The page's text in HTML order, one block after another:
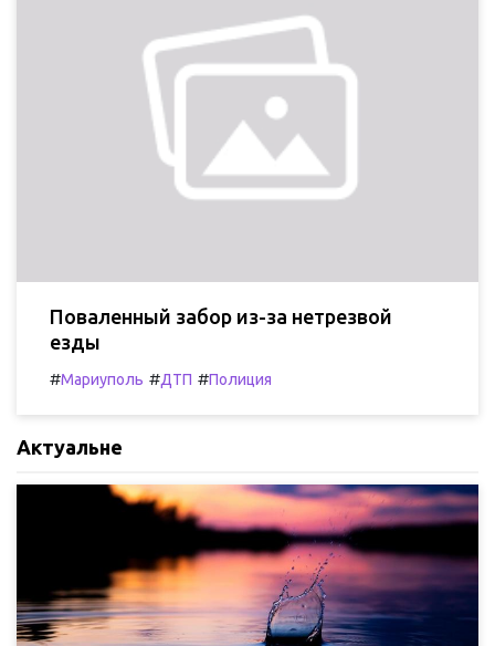
Поваленный забор из-за нетрезвой
езды
#Мариуполь #ДТП #Полиция
Актуальне